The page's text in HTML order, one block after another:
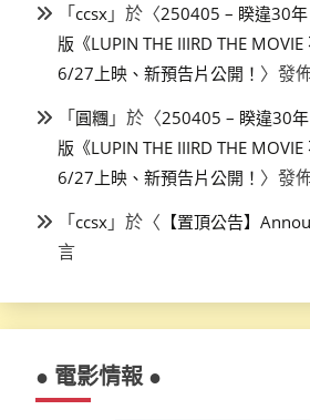
「ccsx 」於〈250405 – 睽違30
版《LUPIN THE IIIRD THE
6/27上映、新預告片公開！ 〉發
「圓糰 」於〈250405 – 睽違30
版《LUPIN THE IIIRD THE
6/27上映、新預告片公開！ 〉發
「ccsx 」於〈 【置頂公告】
言
● 電影情報 ●